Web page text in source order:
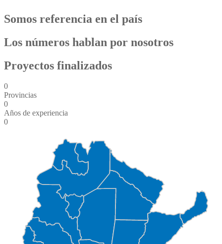
Somos referencia en el país
Los números hablan por nosotros
Proyectos finalizados
0
Provincias
0
Años de experiencia
0